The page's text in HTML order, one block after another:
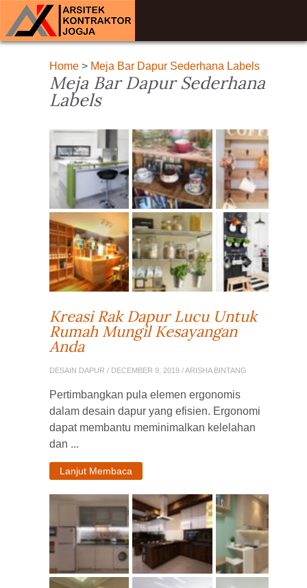
Home> Meja Bar Dapur Sederhana Labels
Meja Bar Dapur Sederhana
Labels
Kreasi Rak Dapur Lucu Untuk
Rumah Mungil Kesayangan
Anda
DESAIN DAPUR / DECEMBER 9, 2019 / ARISHA BINTANG
Pertimbangkan pula elemen ergonomis
dalam desain dapur yang efisien. Ergonomi
dapat membantu meminimalkan kelelahan
dan ...
Lanjut Membaca